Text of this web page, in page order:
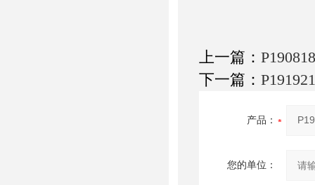
上一篇：
下一篇：
产品：
您的单位：